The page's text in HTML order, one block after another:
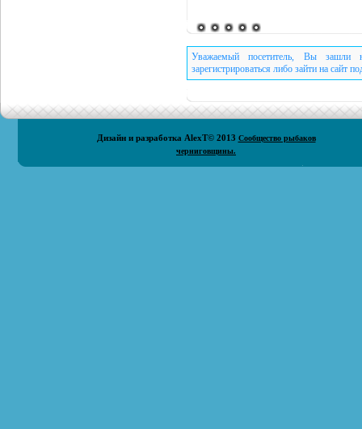
Уважаемый посетитель, Вы зашли
зарегистрироваться либо зайти на сайт
Дизайн и разработка AlexT© 2013 Сообщество рыбаков
черниговщины.